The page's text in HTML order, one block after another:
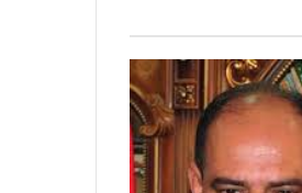
الفلسطينية